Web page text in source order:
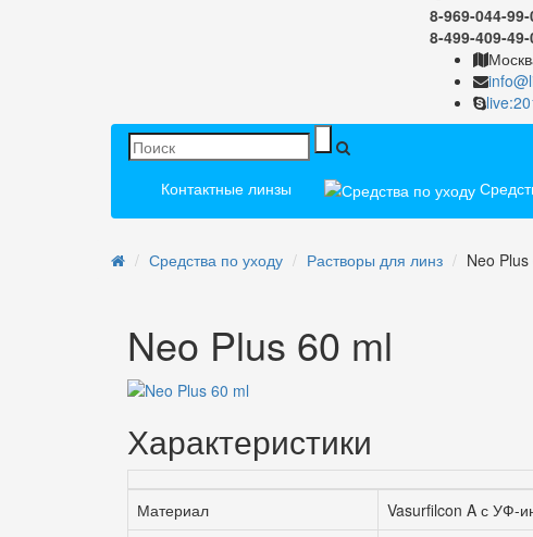
8-969-044-99-
8-499-409-49-
Контактные линзы
Средства по уходу Растворы для линз Neo
Neo Plus 60 ml
Характеристики
Материал
Vasurfilcon A с УФ-